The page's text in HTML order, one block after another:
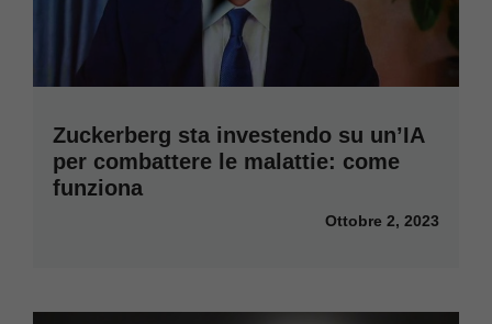
Zuckerberg sta investendo su un’IA
per combattere le malattie: come
funziona
Ottobre 2, 2023